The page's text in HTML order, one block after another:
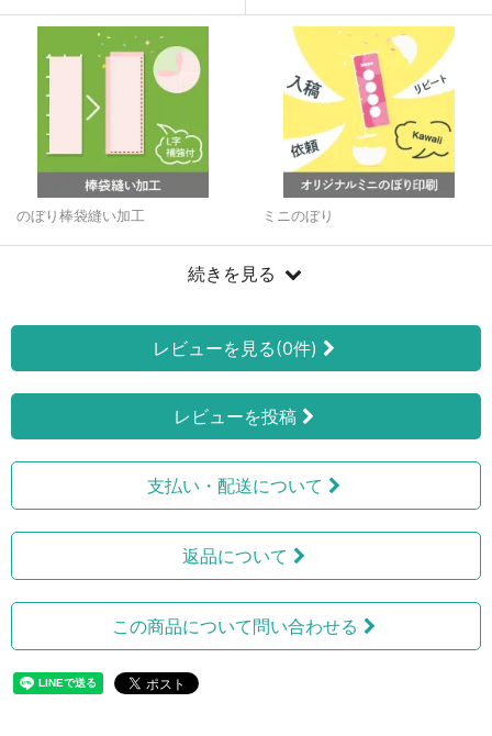
のぼり棒袋縫い加工 ミニのぼり
続きを見る
レビューを見る(0件)
レビューを投稿
支払い・配送について
返品について
この商品について問い合わせる